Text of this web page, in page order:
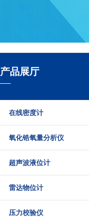
产品展厅
在线密度计
氧化锆氧量分析仪
超声波液位计
雷达物位计
压力校验仪